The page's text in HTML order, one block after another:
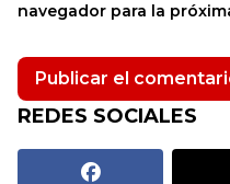
navegador para la
REDES SOCIALES